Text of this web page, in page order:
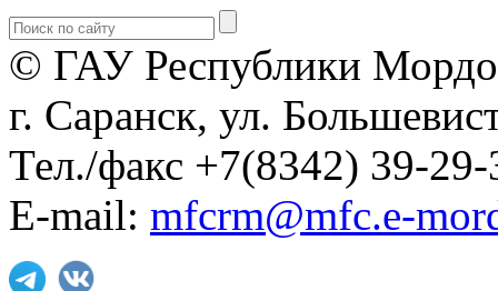
© ГАУ Республики
г. Саранск, ул.
Тел./факс +7(8342) 39-29-
E-mail: mfcrm@mfc.e-